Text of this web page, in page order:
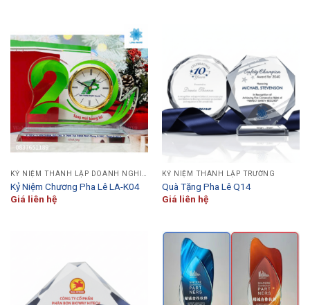
KỶ NIỆM THÀNH LẬP DOANH NGHIỆP
Kỷ Niệm Chương Pha Lê LA-K04
Giá liên hệ
KỶ NIỆM THÀNH LẬP TRƯỜNG
Quà Tặng Pha Lê Q14
Giá liên hệ